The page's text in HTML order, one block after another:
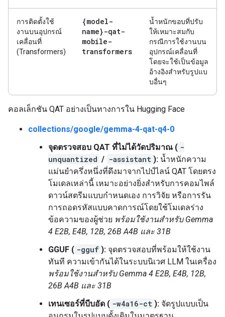
การติดตั้งใช้
งานบนอุปกรณ์
เคลื่อนที่
(Transformers)
{model-
name}-qat-
mobile-
transformers
น้ำหนักขอบที่ปรับ
ให้เหมาะสมกับ
กรณีการใช้งานบน
อุปกรณ์เคลื่อนที่
โดยจะใช้เป็นข้อมูล
อ้างอิงสำหรับรูปแบ
บอื่นๆ
คอลเล็กชัน QAT อย่างเป็นทางการใน Hugging Face
collections/google/gemma-4-qat-q4-0
จุดตรวจสอบ QAT ที่ไม่ได้วัดปริมาณ ( -
unquantized / -assistant ): น้ำหนักความ
แม่นยำครึ่งหนึ่งที่ดึงมาจากไปป์ไลน์ QAT โดยตรง
โมเดลเหล่านี้ เหมาะอย่างยิ่งสำหรับการคอมไพล์
ดาวน์สตรีมแบบกำหนดเอง การวิจัย หรือการรัน
การถอดรหัสแบบคาดการณ์โดยใช้โมเดลร่าง
ข้อความของผู้ช่วย พร้อมใช้งานสำหรับ Gemma
4 E2B, E4B, 12B, 26B A4B และ 31B
GGUF ( -gguf ): จุดตรวจสอบที่พร้อมให้ใช้งาน
ทันที ความเข้ากันได้ในระบบนิเวศ LLM ในเครื่อง
พร้อมใช้งานสำหรับ Gemma 4 E2B, E4B, 12B,
26B A4B และ 31B
เทนเซอร์ที่บีบอัด ( -w4a16-ct ): จัดรูปแบบเป็น